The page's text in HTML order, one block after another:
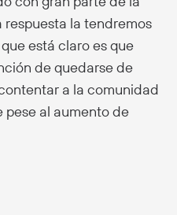
la tendremos
está claro es que
de quedarse de
a la comunidad
pese al aumento de